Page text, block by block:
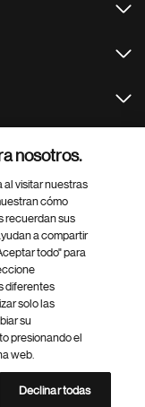
Accesibilidad
del sitio
nosotros.
al visitar nuestras
cómo
recuerdan sus
a compartir
todo" para
diferentes
solo las
su
presionando el
web.
Declinar todas